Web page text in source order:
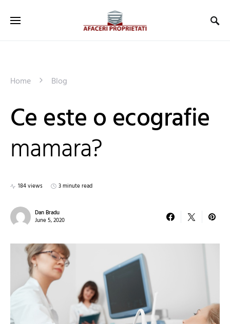
Home Blog
Ce este o ecografie
mamara?
184 views 3 minute read
Dan Bradu
June 5, 2020